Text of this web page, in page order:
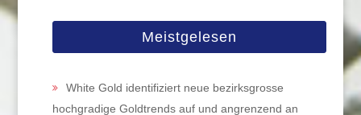
Meistgelesen
White Gold identifiziert neue bezirksgrosse
hochgradige Goldtrends auf und angrenzend an